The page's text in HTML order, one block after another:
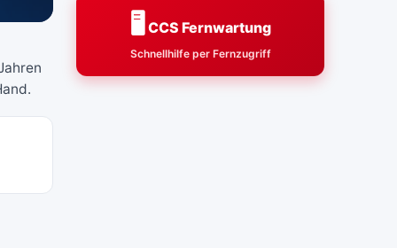
🖥️ CCS Fernwartung
Schnellhilfe per Fernzugriff